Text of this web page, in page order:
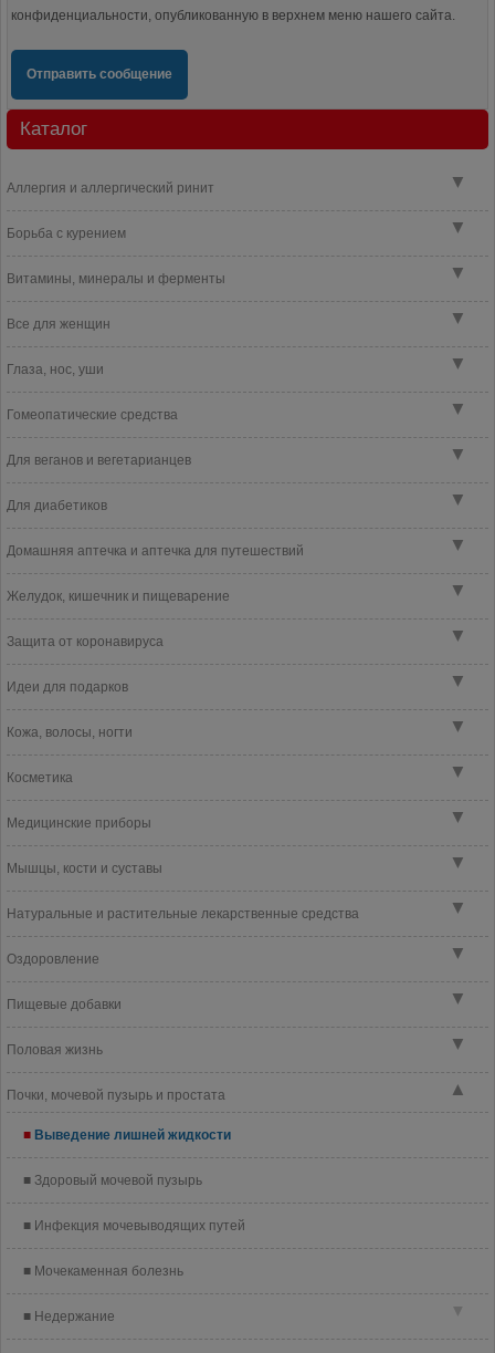
конфиденциальности, опубликованную в верхнем меню нашего сайта.
Отправить сообщение
Каталог
▼
Аллергия и аллергический ринит
▼
Борьба с курением
▼
Витамины, минералы и ферменты
▼
Все для женщин
▼
Глаза, нос, уши
▼
Гомеопатические средства
▼
Для веганов и вегетарианцев
▼
Для диабетиков
▼
Домашняя аптечка и аптечка для путешествий
▼
Желудок, кишечник и пищеварение
▼
Защита от коронавируса
▼
Идеи для подарков
▼
Кожа, волосы, ногти
▼
Косметика
▼
Медицинские приборы
▼
Мышцы, кости и суставы
▼
Натуральные и растительные лекарственные средства
▼
Оздоровление
▼
Пищевые добавки
▼
Половая жизнь
▲
Почки, мочевой пузырь и простата
Выведение лишней жидкости
Здоровый мочевой пузырь
Инфекция мочевыводящих путей
Мочекаменная болезнь
▼
Недержание